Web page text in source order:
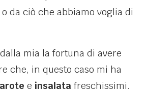
da ciò che abbiamo voglia di
mia la fortuna di avere
che, in questo caso mi ha
e insalata freschissimi.